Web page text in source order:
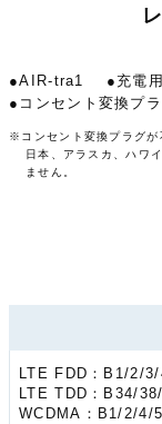
●AIR-tra1
●充電
●コンセント変換プ
※コンセント変換プラグが
日本、アラスカ、ハワ
ません。
LTE FDD：B1/2/
LTE TDD：B34/
WCDMA：B1/2/4/